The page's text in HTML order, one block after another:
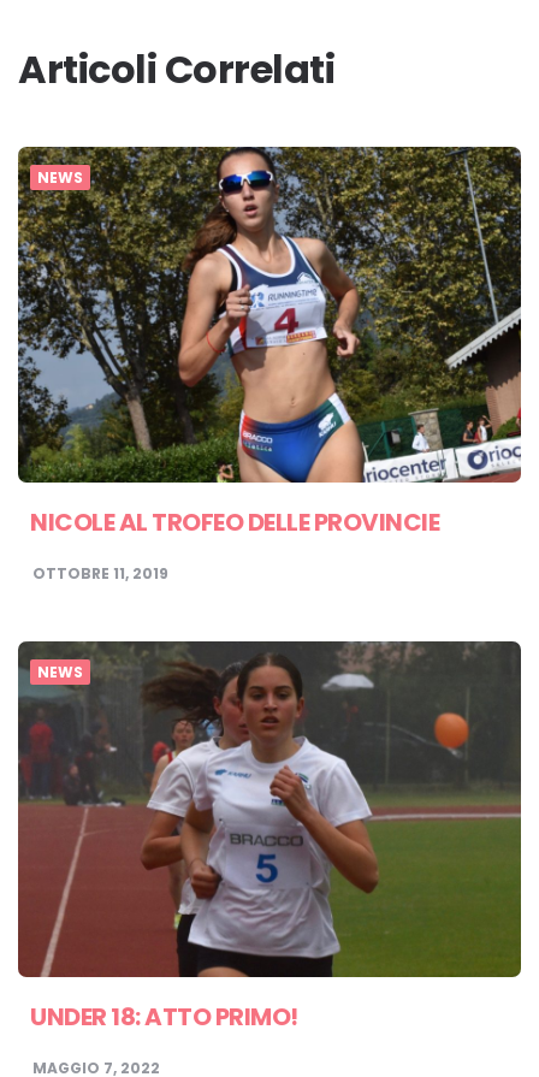
Articoli Correlati
NEWS
NICOLE AL TROFEO DELLE PROVINCIE
OTTOBRE 11, 2019
NEWS
UNDER 18: ATTO PRIMO!
MAGGIO 7, 2022